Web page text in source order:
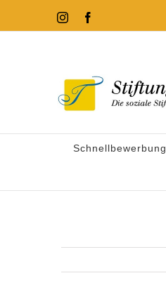
Inhalt
Instagram
Schnellbewerbung